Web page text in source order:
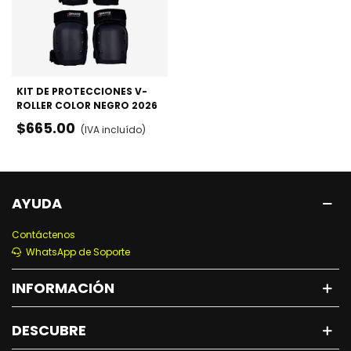
KIT DE PROTECCIONES V-
ROLLER COLOR NEGRO 2026
- RODILLERAS, CODERAS Y
MUÑEQUERAS
$665.00 (IVA incluído)
AYUDA
Contáctenos
WhatsApp de Soporte
INFORMACIÓN
DESCUBRE